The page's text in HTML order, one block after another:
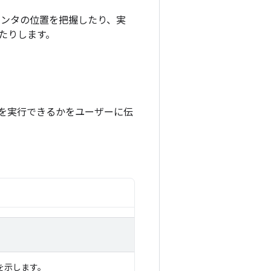
タの位置を把握したり、実
します。
実行できるかをユーザーに伝
します。